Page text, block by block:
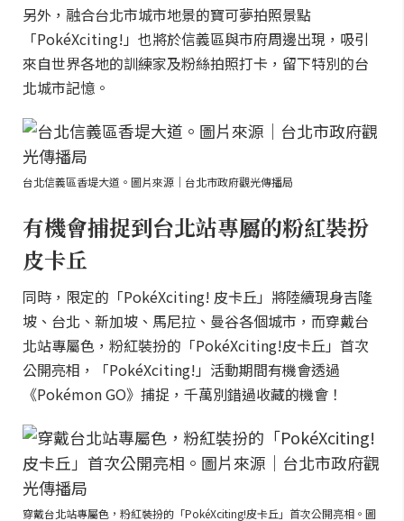
另外，融合台北市城市地景的寶可夢拍照景點
「PokéXciting!」也將於信義區與市府周邊出現，吸引
來自世界各地的訓練家及粉絲拍照打卡，留下特別的台
北城市記憶。
台北信義區香堤大道。圖片來源｜台北市政府觀光傳播局
有機會捕捉到台北站專屬的粉紅裝扮
皮卡丘
同時，限定的「PokéXciting! 皮卡丘」將陸續現身吉隆
坡、台北、新加坡、馬尼拉、曼谷各個城市，而穿戴台
北站專屬色，粉紅裝扮的「PokéXciting!皮卡丘」首次
公開亮相，「PokéXciting!」活動期間有機會透過
《Pokémon GO》捕捉，千萬別錯過收藏的機會！
穿戴台北站專屬色，粉紅裝扮的「PokéXciting!皮卡丘」首次公開亮相。圖